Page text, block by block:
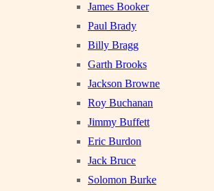
James Booker
Paul Brady
Billy Bragg
Garth Brooks
Jackson Browne
Roy Buchanan
Jimmy Buffett
Eric Burdon
Jack Bruce
Solomon Burke